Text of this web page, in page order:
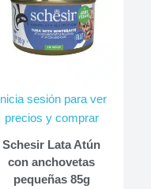
Inicia sesión para ver
precios y comprar
Schesir Lata Atún
con anchovetas
pequeñas 85g